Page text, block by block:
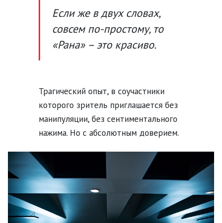
Если же в двух словах,
совсем по-простому, то
«Рана» – это красиво.
Трагический опыт, в соучастники
которого зритель приглашается без
манипуляции, без сентиментального
нажима. Но с абсолютным доверием.